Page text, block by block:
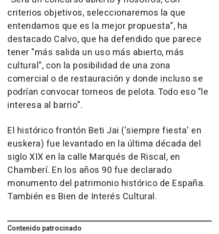
criterios objetivos, seleccionaremos la que
entendamos que es la mejor propuesta", ha
destacado Calvo, que ha defendido que parece
tener "más salida un uso más abierto, más
cultural", con la posibilidad de una zona
comercial o de restauración y donde incluso se
podrían convocar torneos de pelota. Todo eso "le
interesa al barrio".
El histórico frontón Beti Jai ('siempre fiesta' en
euskera) fue levantado en la última década del
siglo XIX en la calle Marqués de Riscal, en
Chamberí. En los años 90 fue declarado
monumento del patrimonio histórico de España.
También es Bien de Interés Cultural.
Contenido patrocinado